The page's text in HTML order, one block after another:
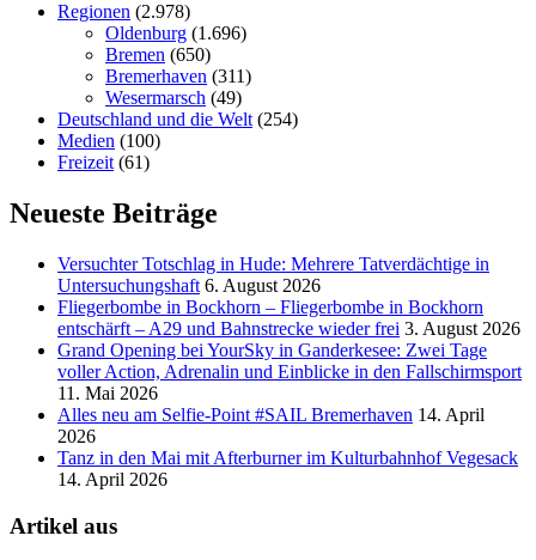
Regionen (2.978)
Oldenburg (1.696)
Bremen (650)
Bremerhaven (311)
Wesermarsch (49)
Deutschland und die Welt (254)
Medien (100)
Freizeit (61)
Neueste Beiträge
Versucht­er Totschlag in Hude: Mehrere Tatverdächtige in
Untersuchungshaft 6. August 2026
Fliegerbombe in Bockhorn – Fliegerbombe in Bockhorn
entschärft – A29 und Bahnstrecke wieder frei 3. August 2026
Grand Opening bei YourSky in Ganderkesee: Zwei Tage
voller Action, Adrenalin und Einblicke in den Fallschirmsport
11. Mai 2026
Alles neu am Selfie-Point #SAIL Bremerhaven 14. April
2026
Tanz in den Mai mit Afterburner im Kulturbahnhof Vegesack
14. April 2026
Artikel aus